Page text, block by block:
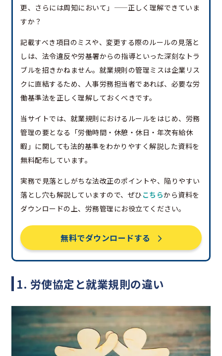
更、さらには周知において」——正しく理解できていま
すか？
記載すべき項目のミスや、変更する際のルールの見落と
しは、法令違反や労基署からの指導といった深刻なトラ
ブルを招きかねません。就業規則の管理ミスは企業リス
クに直結するため、人事労務担当者であれば、必要な労
働基準法を正しく理解しておくべきです。
当サイトでは、就業規則におけるルールをはじめ、労務
管理の要となる「労働時間・休憩・休日・年次有給休
暇」に関しても法的基準をわかりやすく解説した資料を
無料配布しています。
実務で見落としがちな法改正のポイントや、陥りやすい
落とし穴も解説していますので、ぜひ こちらから資料を
ダウンロードの上、労務管理にお役立てください。
無料でダウンロードする
1. 労使協定と就業規則の違い